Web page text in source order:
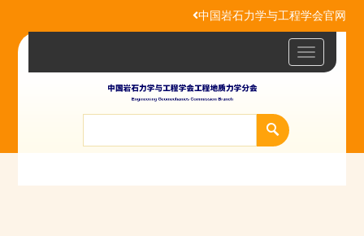
中国岩石力学与工程学会官网
Toggle